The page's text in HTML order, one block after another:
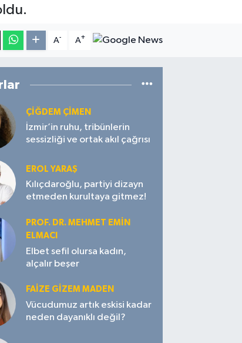
A- A+
ÇIĞDEM ÇIMEN
İzmir’in ruhu, tribünlerin
sessizliği ve ortak akıl çağrısı
EROL YARAŞ
Kılıçdaroğlu, partiyi dizayn
etmeden kurultaya gitmez!
PROF. DR. MEHMET EMIN
ELMACI
Elbet sefil olursa kadın,
alçalır beşer
FAIZE GIZEM MADEN
Vücudumuz artık eskisi kadar
neden dayanıklı değil?